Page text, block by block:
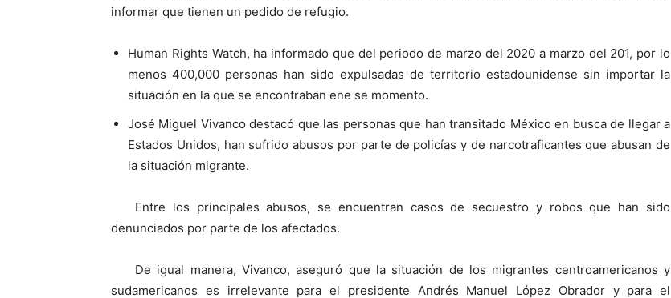
informar que tienen un pedido de refugio.
Human Rights Watch, ha informado que del periodo de marzo del 2020 a marzo del 201, por lo
menos 400,000 personas han sido expulsadas de territorio estadounidense sin importar la
situación en la que se encontraban ene se momento.
José Miguel Vivanco destacó que las personas que han transitado México en busca de llegar a
Estados Unidos, han sufrido abusos por parte de policías y de narcotraficantes que abusan de
la situación migrante.
Entre los principales abusos, se encuentran casos de secuestro y robos que han sido
denunciados por parte de los afectados.
De igual manera, Vivanco, aseguró que la situación de los migrantes centroamericanos y
sudamericanos es irrelevante para el presidente Andrés Manuel López Obrador y para el